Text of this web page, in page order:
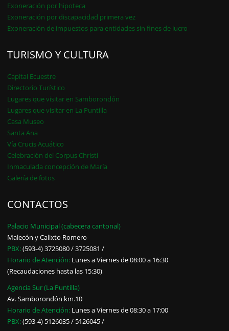
Exoneración por hipoteca
Exoneración por discapacidad primera vez
Exoneración de impuestos para entidades sin fines de lucro
TURISMO Y CULTURA
Capital Ecuestre
Directorio Turístico
Lugares que visitar en Samborondón
Lugares que visitar en La Puntilla
Casa Museo
Santa Ana
Vía Crucis Acuático
Celebración del Corpus Christi
Inmaculada concepción de María
Galería de fotos
CONTACTOS
Palacio Municipal (cabecera cantonal)
Malecón y Calixto Romero
PBX:(593-4) 3725080 / 3725081 /
Horario de Atención: Lunes a Viernes de 08:00 a 16:30
(Recaudaciones hasta las 15:30)
Agencia Sur (La Puntilla)
Av. Samborondón km.10
Horario de Atención: Lunes a Viernes de 08:30 a 17:00
PBX:(593-4) 5126035 / 5126045 /